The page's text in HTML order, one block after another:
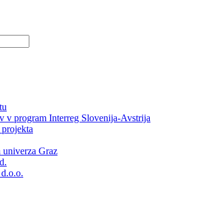
v program Interreg Slovenija-Avstrija
univerza Graz